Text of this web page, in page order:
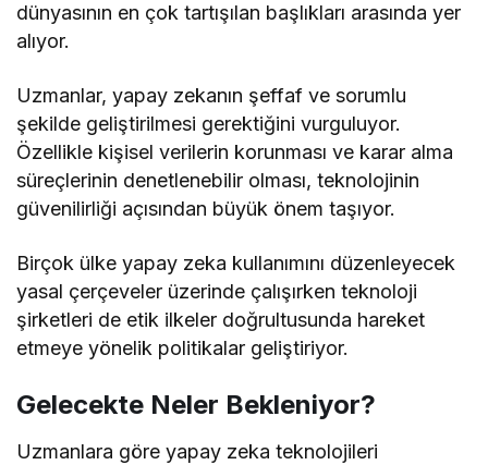
dünyasının en çok tartışılan başlıkları arasında yer
alıyor.
Uzmanlar, yapay zekanın şeffaf ve sorumlu
şekilde geliştirilmesi gerektiğini vurguluyor.
Özellikle kişisel verilerin korunması ve karar alma
süreçlerinin denetlenebilir olması, teknolojinin
güvenilirliği açısından büyük önem taşıyor.
Birçok ülke yapay zeka kullanımını düzenleyecek
yasal çerçeveler üzerinde çalışırken teknoloji
şirketleri de etik ilkeler doğrultusunda hareket
etmeye yönelik politikalar geliştiriyor.
Gelecekte Neler Bekleniyor?
Uzmanlara göre yapay zeka teknolojileri